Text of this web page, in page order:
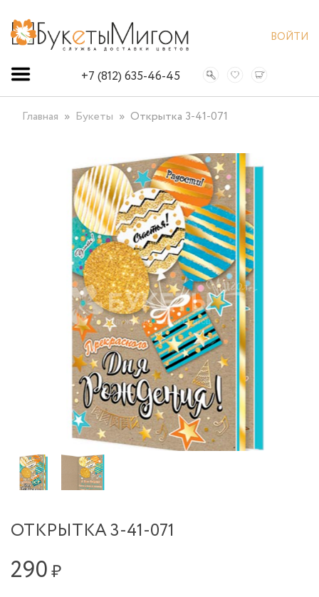
ВОЙТИ
+7 (812) 635-46-45
Главная Букеты Открытка 3-41-071
ОТКРЫТКА 3-41-071
290₽